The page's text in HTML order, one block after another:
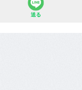
送る